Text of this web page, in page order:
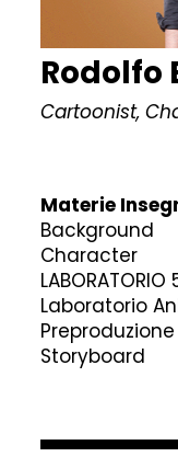
Rodolfo
Cartoonist,
Materie
Background
Character
LABORATORIO
Laboratorio
Preproduzione
Storyboard